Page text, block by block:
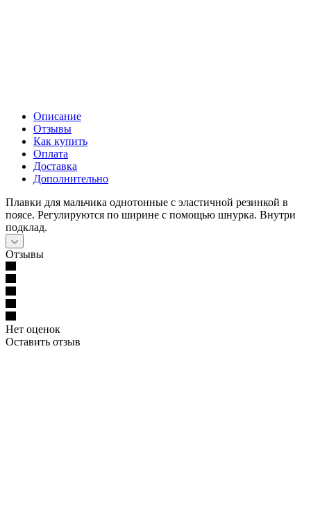
Описание
Отзывы
Как купить
Оплата
Доставка
Дополнительно
Плавки для мальчика однотонные с эластичной резинкой в
поясе. Регулируются по ширине с помощью шнурка. Внутри
подклад.
Отзывы
Нет оценок
Оставить отзыв